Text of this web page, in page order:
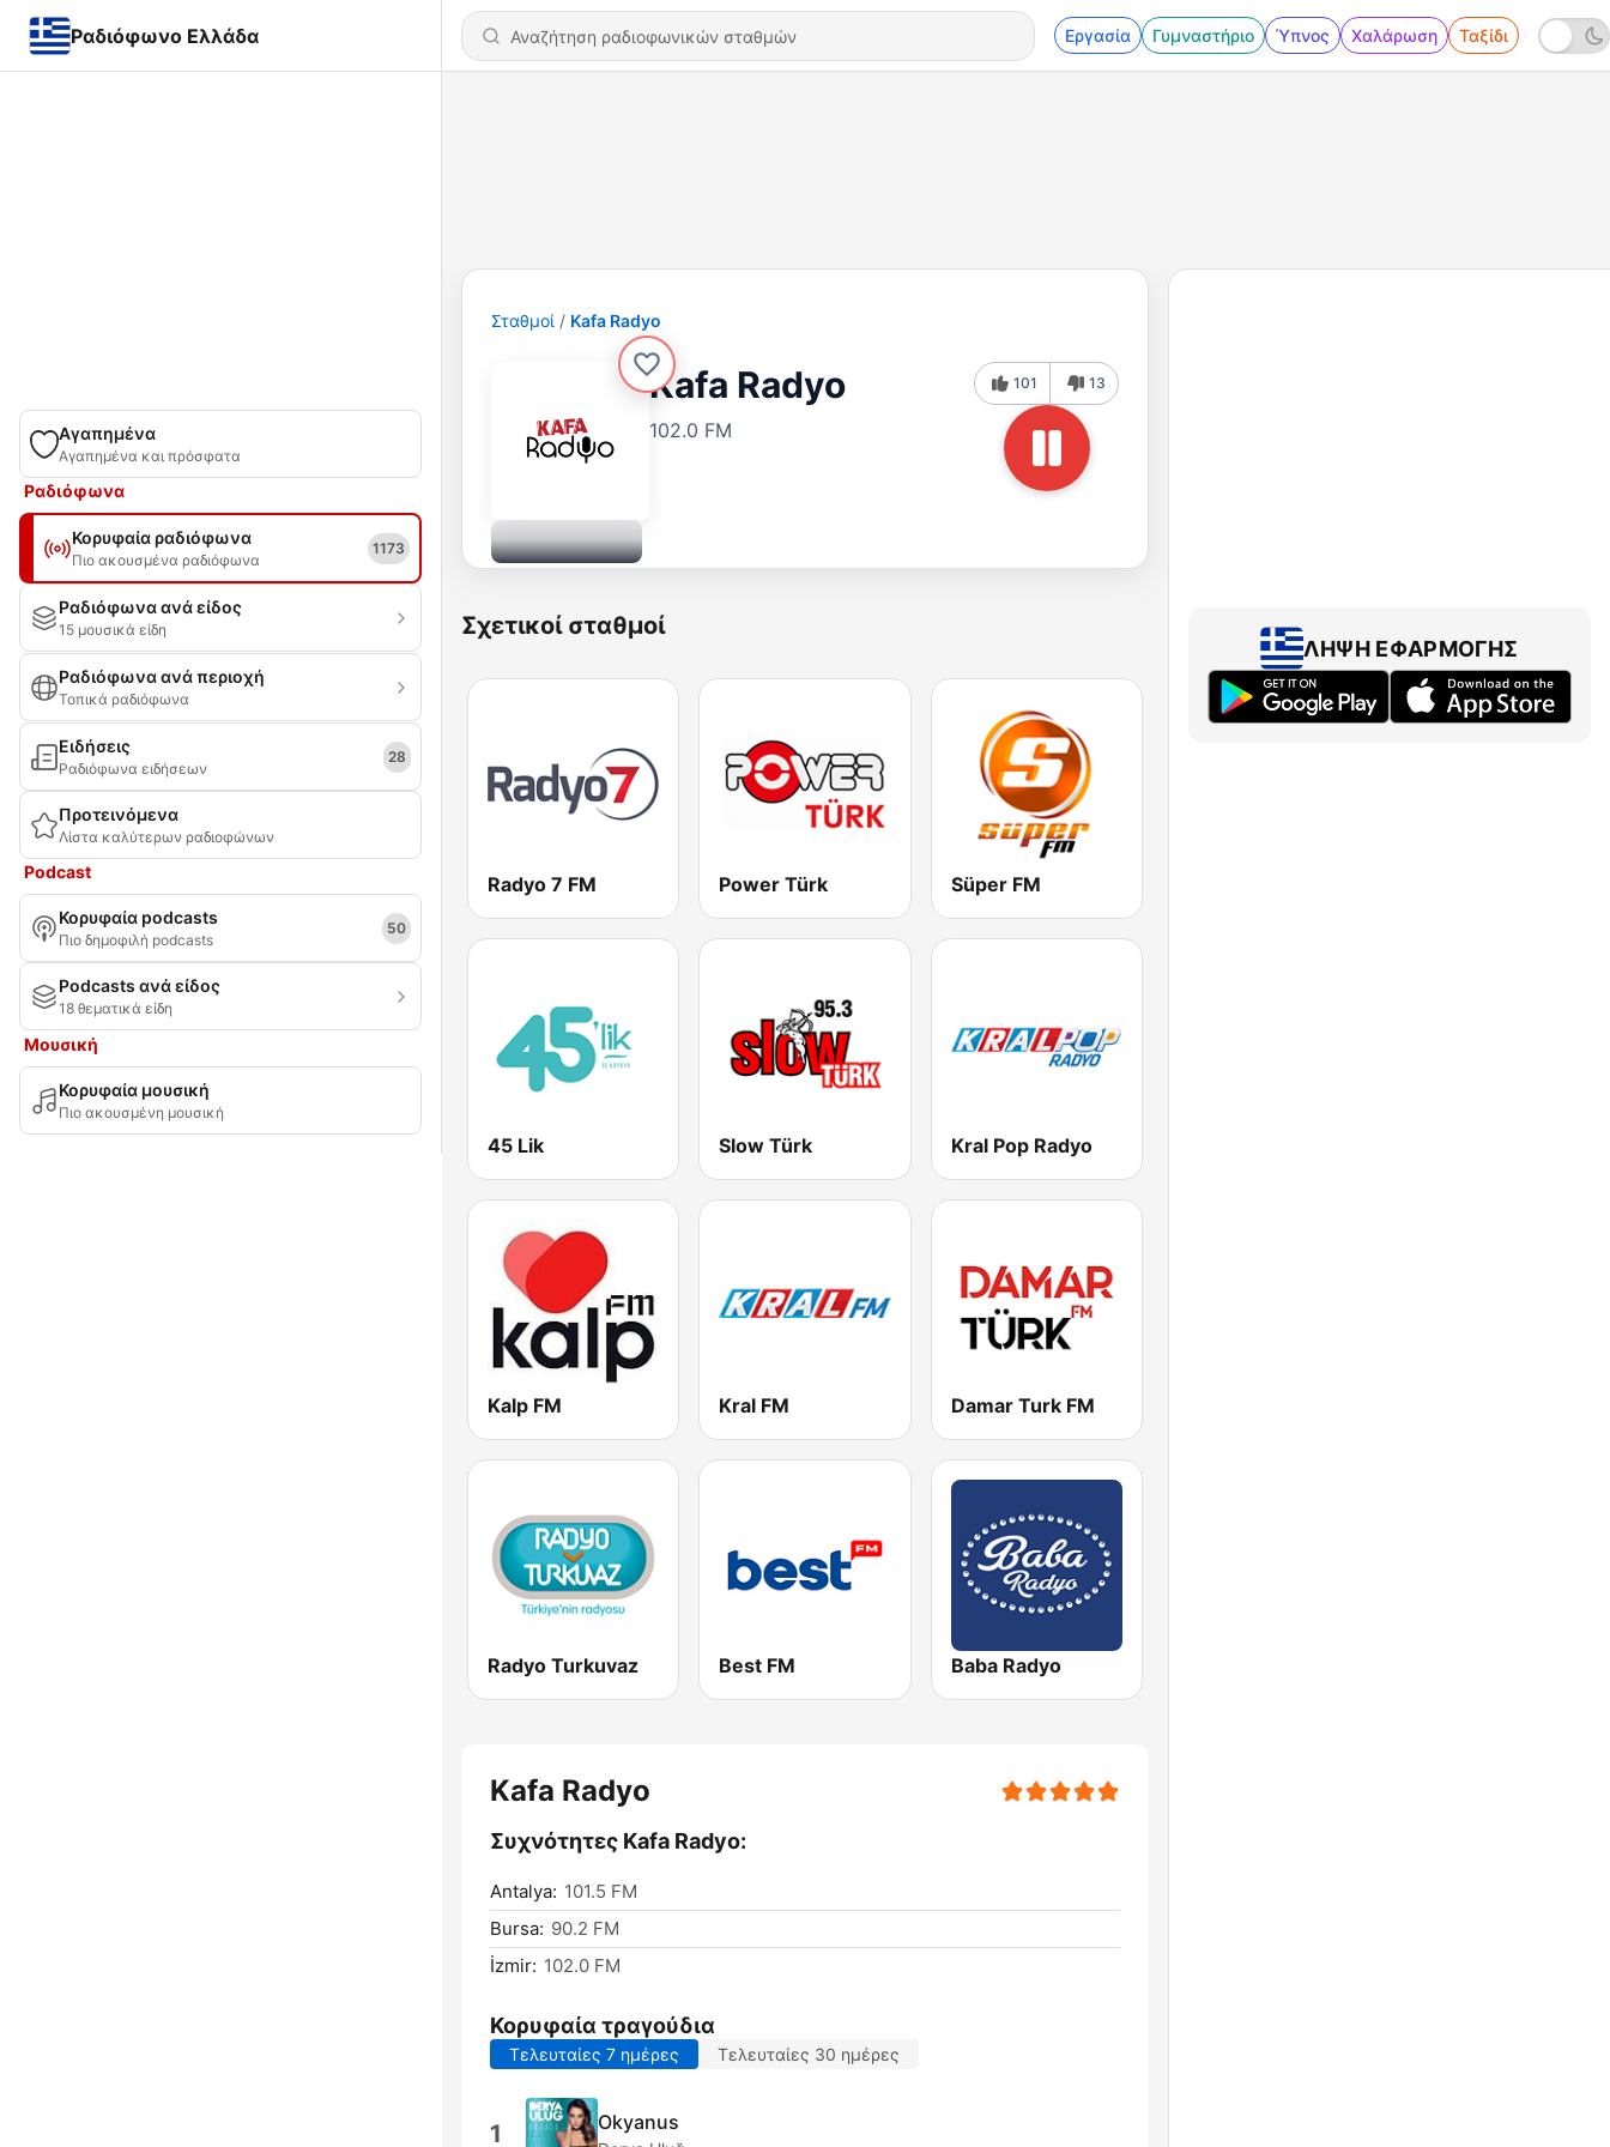
Ραδιόφωνο Ελλάδα Εργασία Γυμναστήριο Ύπνος Χαλάρωση Ταξίδι
Αγαπημένα
Αγαπημένα και πρόσφατα
Ραδιόφωνα
Κορυφαία ραδιόφωνα
Πιο ακουσμένα ραδιόφωνα
1173
Ραδιόφωνα ανά είδος
15 μουσικά είδη
Ραδιόφωνα ανά περιοχή
Τοπικά ραδιόφωνα
Ειδήσεις
Ραδιόφωνα ειδήσεων
28
Προτεινόμενα
Λίστα καλύτερων ραδιοφώνων
Podcast
Κορυφαία podcasts
Πιο δημοφιλή podcasts
50
Podcasts ανά είδος
18 θεματικά είδη
Μουσική
Κορυφαία μουσική
Πιο ακουσμένη μουσική
Σταθμοί Kafa Radyo
Kafa Radyo
102.0 FM
101 13
Σχετικοί σταθμοί
Radyo 7 FM Power Türk Süper FM
45 Lik Slow Türk Kral Pop Radyo
Kalp FM Kral FM Damar Turk FM
Radyo Turkuvaz Best FM Baba Radyo
Kafa Radyo
Συχνότητες Kafa Radyo:
Antalya: 101.5 FM
Bursa: 90.2 FM
İzmir: 102.0 FM
Κορυφαία τραγούδια
Τελευταίες 7 ημέρες Τελευταίες 30 ημέρες
1 Okyanus
ΛΉΨΗ ΕΦΑΡΜΟΓΉΣ